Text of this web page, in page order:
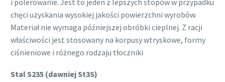
i polerowanie. Jest to jeden z lepszych stopów w przypadku
chęci uzyskania wysokiej jakości powierzchni wyrobów.
Materiał nie wymaga późniejszej obróbki cieplnej. Z racji
właściwości jest stosowany na korpusy wtryskowe, formy
ciśnieniowe i różnego rodzaju tłoczniki
Stal S235 (dawniej St3S)